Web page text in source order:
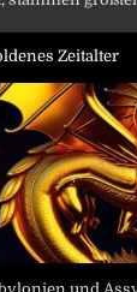
Zeitalter